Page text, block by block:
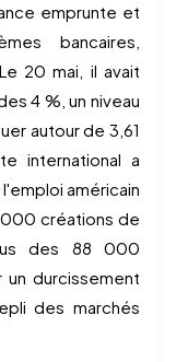
emprunte et
bancaires,
20 mai, il avait
4 %, un niveau
autour de 3,61
international a
américain
créations de
des 88 000
un durcissement
des marchés